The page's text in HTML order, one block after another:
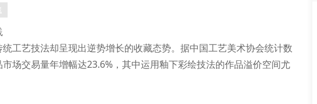
工艺技法却呈现出逆势增长的收藏态势。据中国工艺美术协会统计数
场交易量年增幅达23.6%，其中运用釉下彩绘技法的作品溢价空间尤